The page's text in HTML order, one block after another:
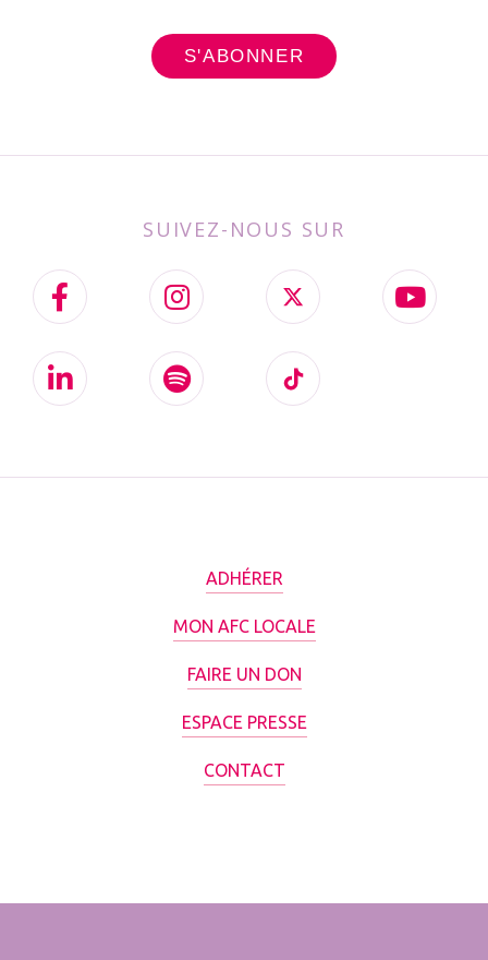
SUIVEZ-NOUS SUR
ADHÉRER
MON AFC LOCALE
FAIRE UN DON
ESPACE PRESSE
CONTACT